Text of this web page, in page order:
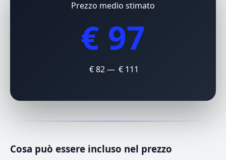
Prezzo medio stimato
€ 97
€ 82 — € 111
Cosa può essere incluso nel prezzo